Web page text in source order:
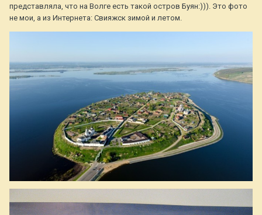
представляла, что на Волге есть такой остров Буян:))). Это фото
не мои, а из Интернета: Свияжск зимой и летом.